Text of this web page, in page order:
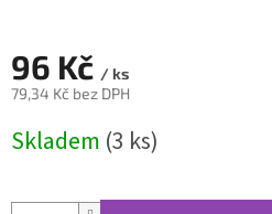
96 Kč / ks
79,34 Kč bez DPH
cena:
Skladem (3 ks)